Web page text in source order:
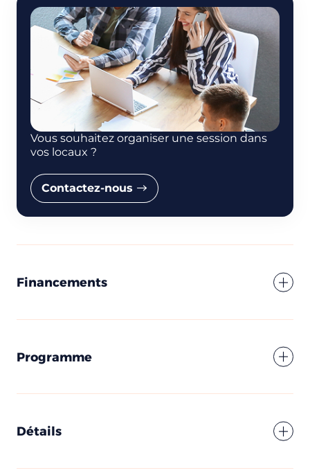
Vous souhaitez organiser une session dans
vos locaux ?
Contactez-nous
Financements
Programme
Détails
Prénom
Adresse e-mail